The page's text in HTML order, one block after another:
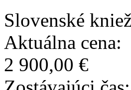
Slovenské
Aktuálna cena:
2 900,00 €